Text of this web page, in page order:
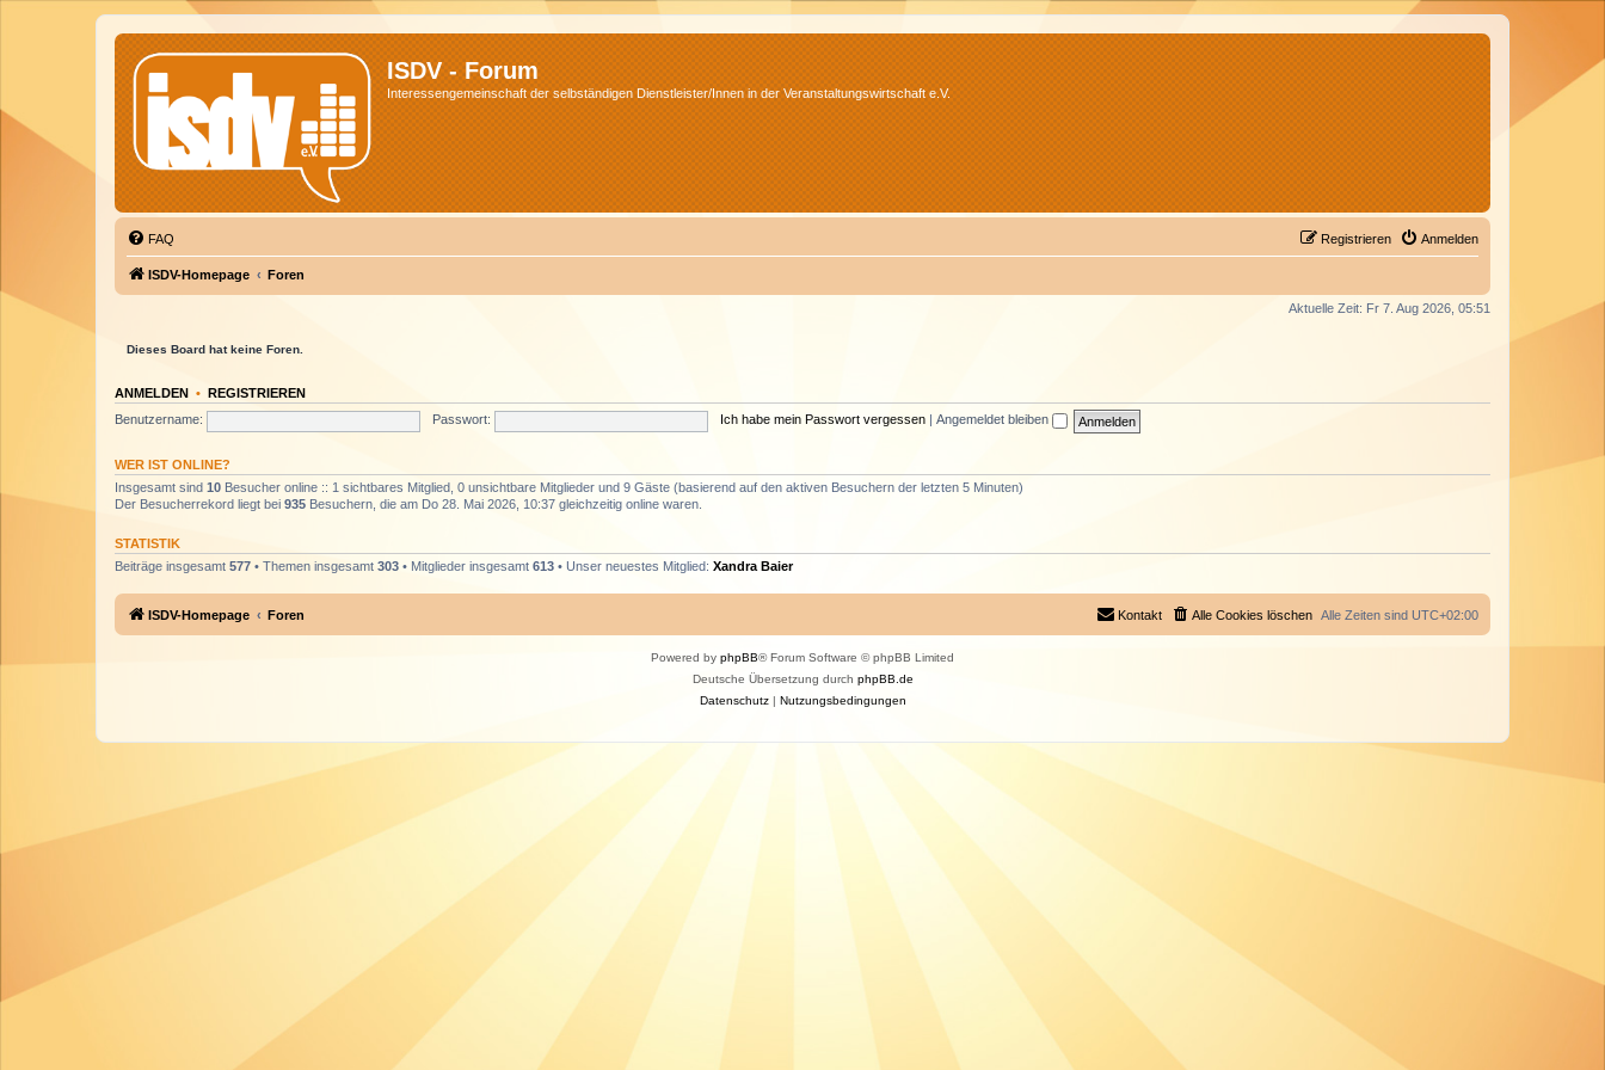
ISDV - Forum
Interessengemeinschaft der selbständigen Dienstleister/Innen in der Veranstaltungswirtschaft e.V.
FAQ Anmelden
Registrieren
ISDV-Homepage Foren
Aktuelle Zeit: Fr 7. Aug 2026, 05:51
Dieses Board hat keine Foren.
ANMELDEN • REGISTRIEREN
Benutzername:
Passwort: Ich habe mein Passwort vergessen Angemeldet bleiben
WER IST ONLINE?
Insgesamt sind 10 Besucher online :: 1 sichtbares Mitglied, 0 unsichtbare Mitglieder und 9 Gäste (basierend auf den aktiven Besuchern der letzten 5 Minuten)
Der Besucherrekord liegt bei 935 Besuchern, die am Do 28. Mai 2026, 10:37 gleichzeitig online waren.
STATISTIK
Beiträge insgesamt 577 • Themen insgesamt 303 • Mitglieder insgesamt 613 • Unser neuestes Mitglied: Xandra Baier
ISDV-Homepage Foren Alle Zeiten sind UTC+02:00
Alle Cookies löschen
Kontakt
Powered by phpBB® Forum Software © phpBB Limited
Deutsche Übersetzung durch phpBB.de
Datenschutz| Nutzungsbedingungen